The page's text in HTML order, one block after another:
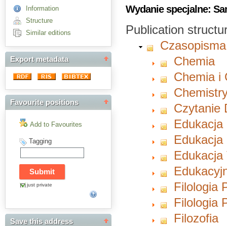
Information
Structure
Similar editions
Export metadata
Favourite positions
Add to Favourites
Tagging
just private
Save this address
Wydanie specjalne:
Publication
Chemia
Chemia i
Czytanie
Filologia
Filologia
Filozofia